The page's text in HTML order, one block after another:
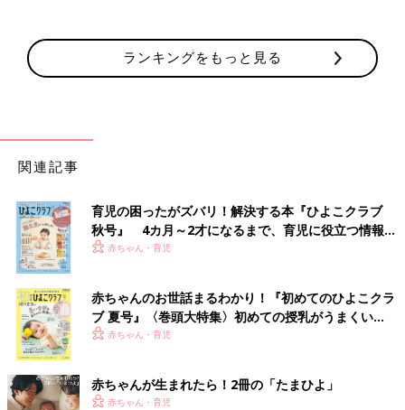
ランキングをもっと見る
関連記事
育児の困ったがズバリ！解決する本『ひよこクラブ
秋号』 4カ月～2才になるまで、育児に役立つ情報が
いっぱい！
赤ちゃん・育児
赤ちゃんのお世話まるわかり！『初めてのひよこクラ
ブ 夏号』〈巻頭大特集〉初めての授乳がうまくい
く！ おっぱい・ミルクの基本と夏のトラブル 解決テ
赤ちゃん・育児
赤ちゃんが生まれたら！2冊の「たまひよ」
赤ちゃん・育児